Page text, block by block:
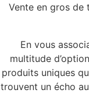
Vente en gros de
En vous
multitude
produits uniques
trouvent un écho